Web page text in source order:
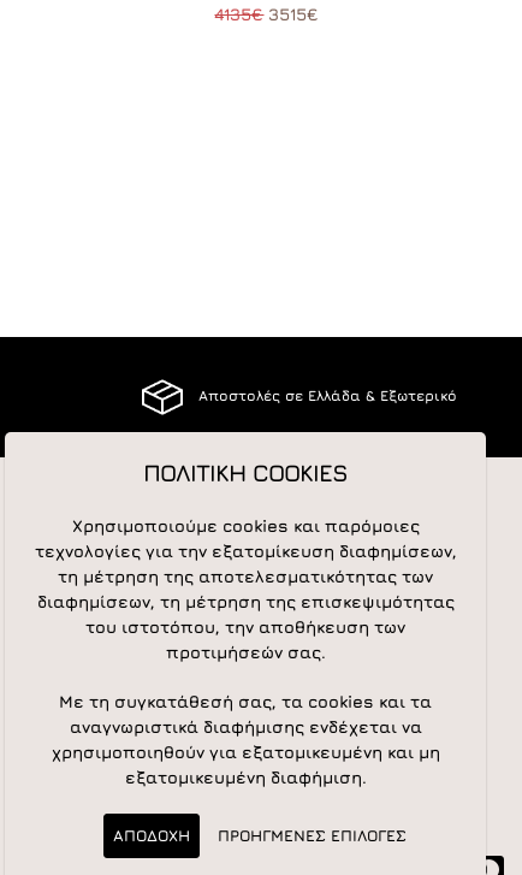
4135€3515€
Αποστολές σε Ελλάδα & Εξωτερικό
ΑΚΟΛΟΥΘΕΙΣΤΕ ΜΑΣ
NEWSLETTER
Newsletter Subscribe
ΠΟΛΙΤΙΚΗ COOKIES
Χρησιμοποιούμε cookies και παρόμοιες
τεχνολογίες για την εξατομίκευση διαφημίσεων,
τη μέτρηση της αποτελεσματικότητας των
διαφημίσεων, τη μέτρηση της επισκεψιμότητας
του ιστοτόπου, την αποθήκευση των
προτιμήσεών σας.
Με τη συγκατάθεσή σας, τα cookies και τα
αναγνωριστικά διαφήμισης ενδέχεται να
χρησιμοποιηθούν για εξατομικευμένη και μη
εξατομικευμένη διαφήμιση.
ΑΠΟΔΟΧΗ ΠΡΟΗΓΜΕΝΕΣ ΕΠΙΛΟΓΕΣ